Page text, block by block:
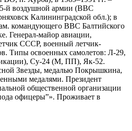
й воздушной армии (ВВС
Калининградской обл.); в
командующего ВВС Балтийского
Генерал-майор авиации,
СССР, военный летчик-
Типы освоенных самолетов: Л-29,
Су-24 (М, ПП), Як-52.
Звезды, медалью Покрышкина,
медалями. Президент
общественной организации
офицеры”». Проживает в